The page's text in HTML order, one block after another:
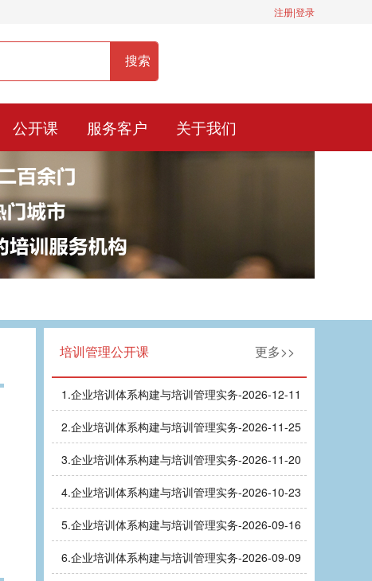
注册|登录
服务热线：400-0900-836
公开课 服务客户 关于我们
培训管理公开课 更多>>
1.企业培训体系构建与培训管理实务-2026-12-11
2.企业培训体系构建与培训管理实务-2026-11-25
3.企业培训体系构建与培训管理实务-2026-11-20
4.企业培训体系构建与培训管理实务-2026-10-23
5.企业培训体系构建与培训管理实务-2026-09-16
6.企业培训体系构建与培训管理实务-2026-09-09